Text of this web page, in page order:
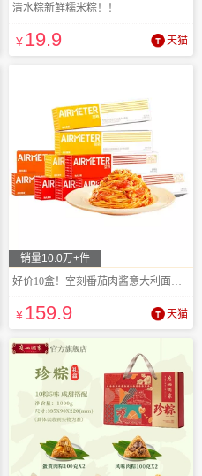
清水粽新鲜糯米粽！！
¥19.9 天猫
销量10.0万+件
好价10盒！空刻番茄肉酱意大利面多口味可选
¥159.9 天猫